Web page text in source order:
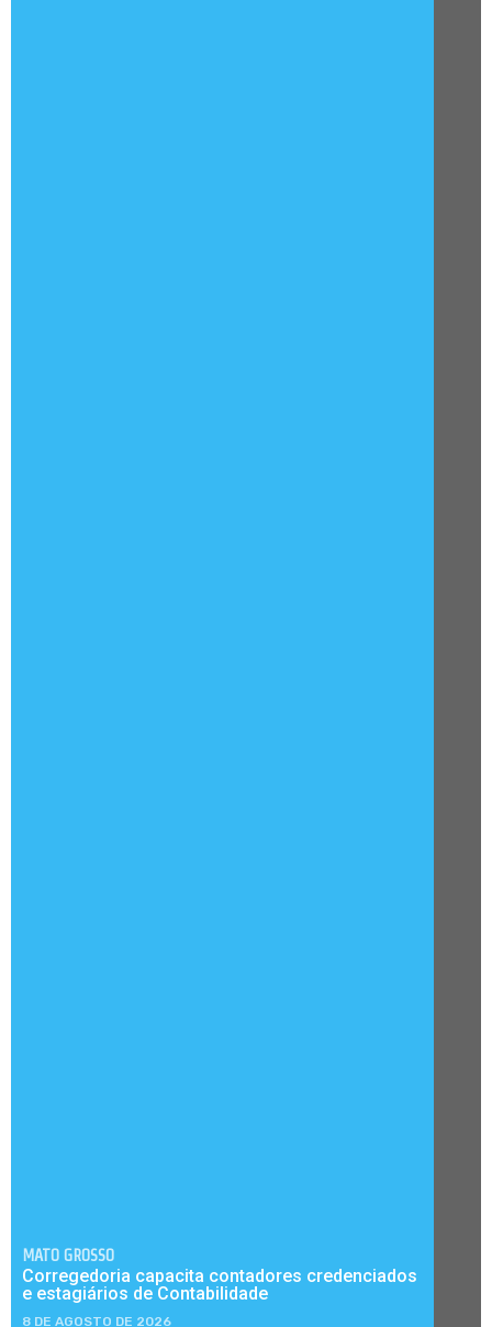
MATO GROSSO
Corregedoria capacita contadores credenciados
e estagiários de Contabilidade
8 DE AGOSTO DE 2026